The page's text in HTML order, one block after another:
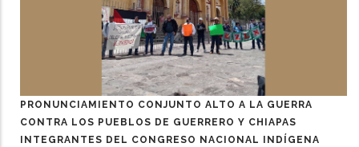
PRONUNCIAMIENTO CONJUNTO ALTO A LA GUERRA
CONTRA LOS PUEBLOS DE GUERRERO Y CHIAPAS
INTEGRANTES DEL CONGRESO NACIONAL INDÍGENA